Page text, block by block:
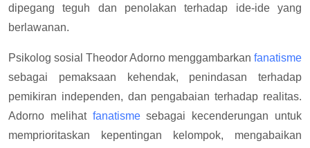
dipegang teguh dan penolakan terhadap ide-ide yang
berlawanan.
Psikolog sosial Theodor Adorno menggambarkan fanatisme
sebagai pemaksaan kehendak, penindasan terhadap
pemikiran independen, dan pengabaian terhadap realitas.
Adorno melihat fanatismesebagai kecenderungan untuk
memprioritaskan kepentingan kelompok, mengabaikan